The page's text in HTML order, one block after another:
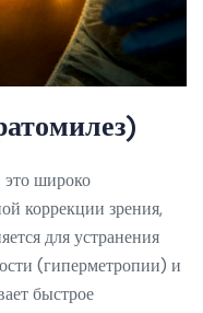
широко
коррекции зрения,
для устранения
(гиперметропии) и
быстрое